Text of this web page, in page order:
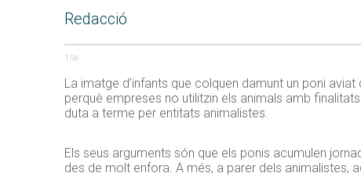
Redacció
156
La imatge d’infants que colquen damunt un poni
perquè empreses no utilitzin els animals amb
duta a terme per entitats animalistes.
Els seus arguments són que els ponis acumulen
des de molt enfora. A més, a parer dels animalistes,